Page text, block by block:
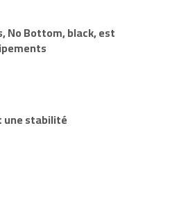
No Bottom, black, est
une stabilité